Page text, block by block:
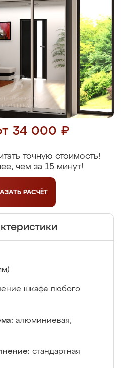
34 000 ₽
точную стоимость!
чем за 15 минут!
РАСЧЁТ
шкафа любого
алюминиевая,
стандартная